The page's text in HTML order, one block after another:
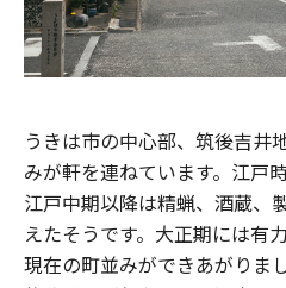
うきは市の中心部、筑後吉井
みが軒を連ねています。江戸
江戸中期以降は精蝋、酒蔵、
えたそうです。大正期には有
現在の町並みができあがりま